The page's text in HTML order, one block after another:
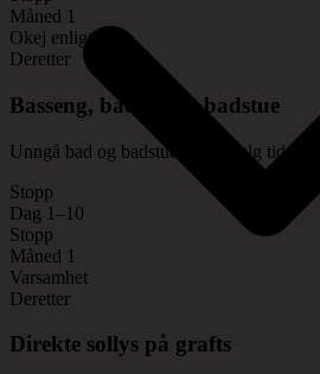
Måned 1
Okej enligt plan
Deretter
Basseng, bading og badstue
Unngå bad og badstue lenge; følg
Stopp
Dag 1–10
Stopp
Måned 1
Varsamhet
Deretter
Direkte sollys på grafts